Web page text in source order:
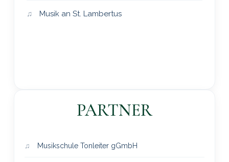
Musik an St. Lambertus
PARTNER
Musikschule Tonleiter gGmbH